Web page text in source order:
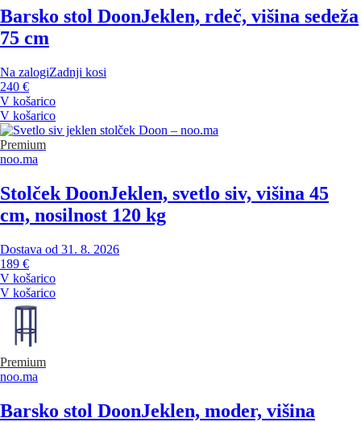
Barsko stol DoonJeklen, rdeč, višina sedeža
75 cm
Na zalogiZadnji kosi
240 €
V košarico
V košarico
Premium
noo.ma
Stolček DoonJeklen, svetlo siv, višina 45
cm, nosilnost 120 kg
Dostava od 31. 8. 2026
189 €
V košarico
V košarico
Premium
noo.ma
Barsko stol DoonJeklen, moder, višina